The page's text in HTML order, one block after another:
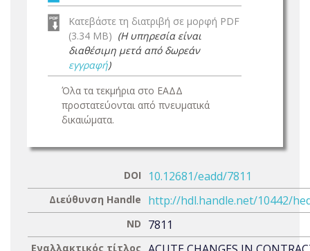
Κατεβάστε τη διατριβή σε μορφή PDF
(3.34 MB) (Η υπηρεσία είναι
διαθέσιμη μετά από δωρεάν
εγγραφή)
Όλα τα τεκμήρια στο ΕΑΔΔ
προστατεύονται από πνευματικά
δικαιώματα.
DOI 10.12681/eadd/7811
Διεύθυνση Handle http://hdl.handle.net/10442/
ND 7811
Εναλλακτικός τίτλος